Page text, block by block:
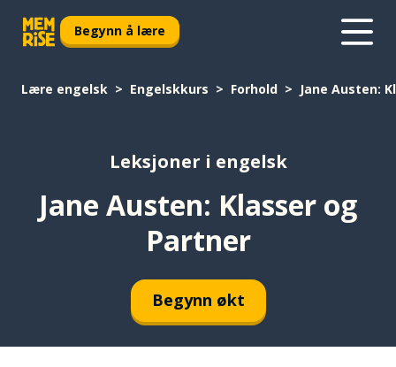
Begynn å lære
Lære engelsk Engelskkurs Forhold Jane Austen:
Leksjoner i engelsk
Jane Austen: Klasser og
Partner
Begynn økt